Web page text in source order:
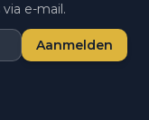
e-mail.
Aanmelden